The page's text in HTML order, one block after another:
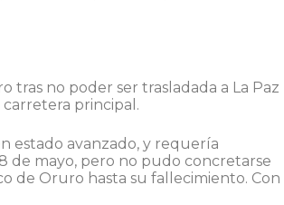
tras no poder ser trasladada a La Paz
principal.
estado avanzado, y requería
de mayo, pero no pudo concretarse
de Oruro hasta su fallecimiento. Con